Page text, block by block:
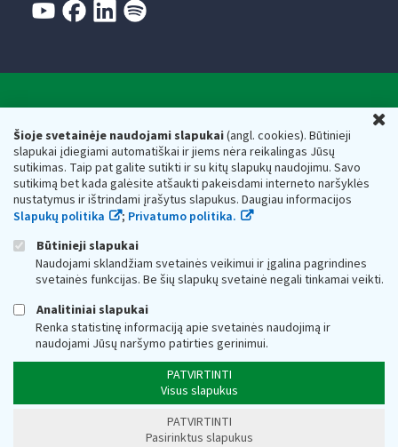
Šioje svetainėje naudojami slapukai(angl. cookies). Būtinieji
slapukai įdiegiami automatiškai ir jiems nėra reikalingas Jūsų
sutikimas. Taip pat galite sutikti ir su kitų slapukų naudojimu. Savo
sutikimą bet kada galėsite atšaukti pakeisdami interneto naršyklės
nustatymus ir ištrindami įrašytus slapukus. Daugiau informacijos
Slapukų politika
; Privatumo politika.
Būtinieji slapukai
Naudojami sklandžiam svetainės veikimui ir įgalina pagrindines
svetainės funkcijas. Be šių slapukų svetainė negali tinkamai veikti.
Analitiniai slapukai
Renka statistinę informaciją apie svetainės naudojimą ir
naudojami Jūsų naršymo patirties gerinimui.
PATVIRTINTI
Visus slapukus
PATVIRTINTI
Pasirinktus slapukus
Respublikos finansų ministerijos
Biudžetinė įstaiga. Juridinio asmens kodas — 188659752,
adresas: Vasario 16-osios g. 14, 01107 Vilnius, Lietuva, el.paštas:
vmi@vmi.lt, E. pristatymo dėžutės adresas 188659752
Duomenys apie Valstybinę mokesčių inspekciją prie Lietuvos
Respublikos finansų ministerijos kaupiami ir saugomi Juridinių